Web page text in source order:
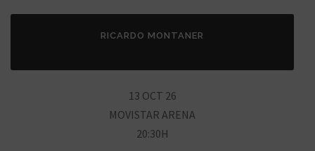
RICARDO MONTANER
13 OCT 26
MOVISTAR ARENA
20:30H